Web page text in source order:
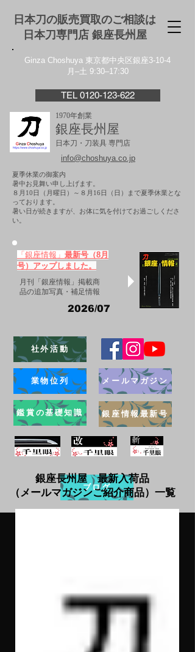
日本刀の販売買取のご相談は
日本刀専門店 銀座⻑州屋
Ginza Choshuya 東京都中央区銀座3-10-4
月–土 9:30–17:30
TEL 0120-123-622
1970年創業
銀座長州屋
日本刀・刀装具 専門店
info@choshuya.co.jp
夏季休業の御案内
暑中お見舞い申し上げます。
８月10日（月曜日）～８月16日（日）まで夏季休業とな
っております。
​暑い日が続きますが、お体に気を付けてお過ごしくださ
い。
「銀座情報」 最新号（8月
号）アップしました。
月刊「銀座情報」掲載商
品の追加写真・補足情報
2026/07
社外活動
業物位列
鑑賞の基礎知識
メールマガジン
銀座情報最新号
ブログ
銀座長州屋 最新入荷品
（メールマガジンご紹介商品）一覧